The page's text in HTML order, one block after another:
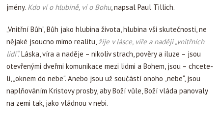
jmény. Kdo ví o hlubině, ví o Bohu, napsal Paul Tillich.
„Vnitřní Bůh“, Bůh jako hlubina života, hlubina vší skutečnosti, ne
nějaké jsoucno mimo realitu,žije v lásce, víře a naději „vnitřních
lidí“.Láska, víra a naděje – nikoliv strach, pověry a iluze – jsou
otevřenými dveřmi komunikace mezi lidmi a Bohem, jsou – chcete-
li, „oknem do nebe“. Anebo jsou už součástí onoho „nebe“, jsou
naplňováním Kristovy prosby, aby Boží vůle, Boží vláda panovaly
na zemi tak, jako vládnou v nebi.